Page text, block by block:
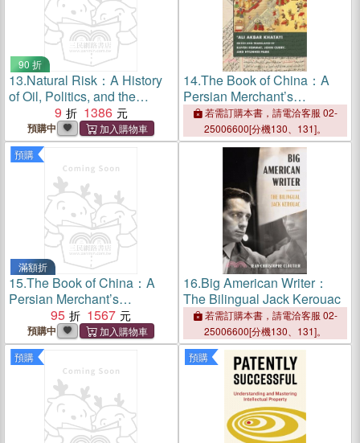
90 折
13.Natural Risk：A History
of Oil, Politics, and the
Environment in West Texas
9 1386
預購中
14.The Book of China：A
Persian Merchant’s
Description of the Ming State
for the Ottoman Court
若需訂購本書，請電洽客服 02-
25006600[分機130、131]。
預購
滿額折
15.The Book of China：A
Persian Merchant’s
Description of the Ming State
for the Ottoman Court
95 1567
預購中
16.Big American Writer：
The Bilingual Jack Kerouac
若需訂購本書，請電洽客服 02-
25006600[分機130、131]。
預購
預購